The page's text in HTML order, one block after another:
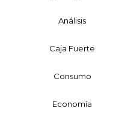
Análisis
Caja Fuerte
Consumo
Economía